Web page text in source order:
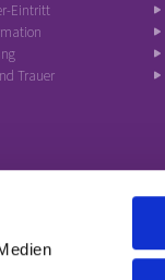
Eintritt
Trauer